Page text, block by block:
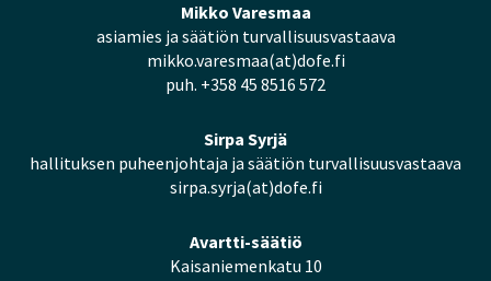
Mikko Varesmaa
asiamies ja säätiön turvallisuusvastaava
mikko.varesmaa(at)dofe.fi
puh. +358 45 8516 572
Sirpa Syrjä
hallituksen puheenjohtaja ja säätiön turvallisuusvastaava
sirpa.syrja(at)dofe.fi
Avartti-säätiö
Kaisaniemenkatu 10